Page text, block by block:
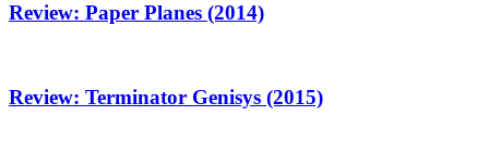
Review: Paper Planes (2014)
Review: Terminator Genisys (2015)